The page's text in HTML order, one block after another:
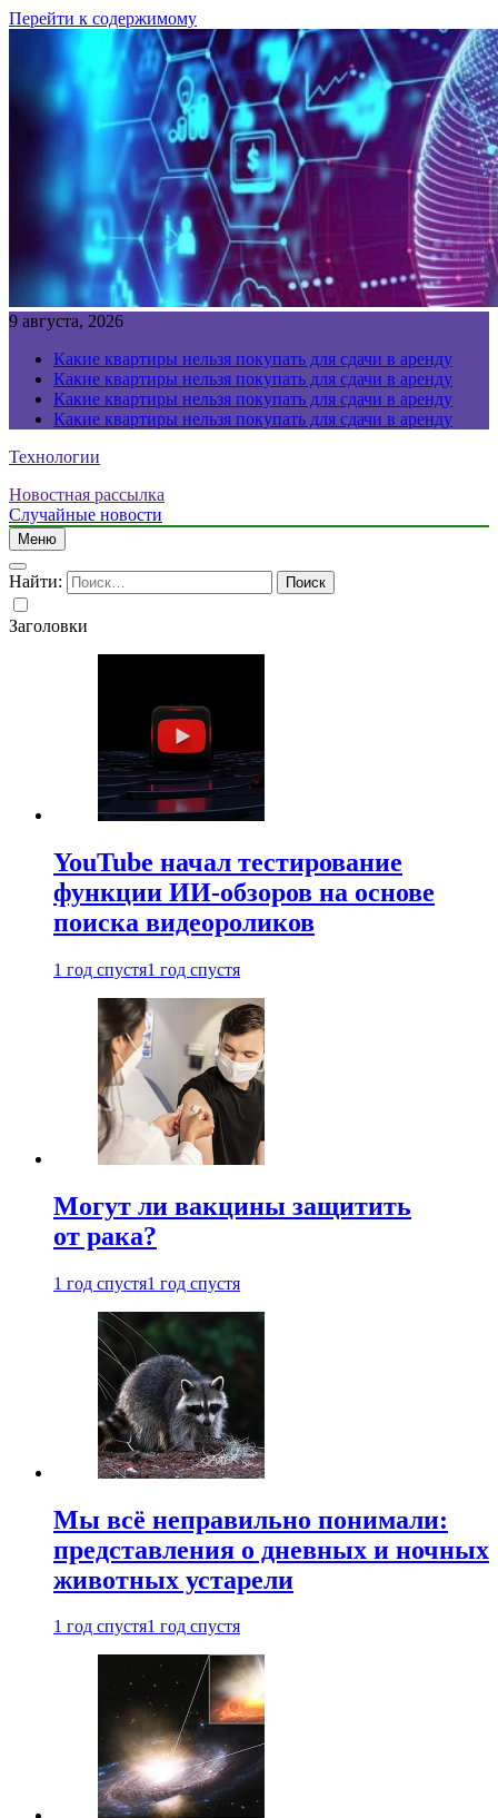
Перейти к содержимому
9 августа, 2026
Какие квартиры нельзя покупать для сдачи в аренду
Какие квартиры нельзя покупать для сдачи в аренду
Какие квартиры нельзя покупать для сдачи в аренду
Какие квартиры нельзя покупать для сдачи в аренду
Технологии
Новостная рассылка
Случайные новости
Меню
Найти:
Заголовки
YouTube начал тестирование
функции ИИ-обзоров на основе
поиска видеороликов
1 год спустя1 год спустя
Могут ли вакцины защитить
от рака?
1 год спустя1 год спустя
Мы всё неправильно понимали:
представления о дневных и ночных
животных устарели
1 год спустя1 год спустя